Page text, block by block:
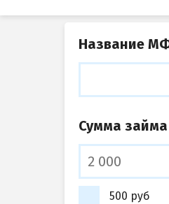
Название
Сумма займа
500 руб